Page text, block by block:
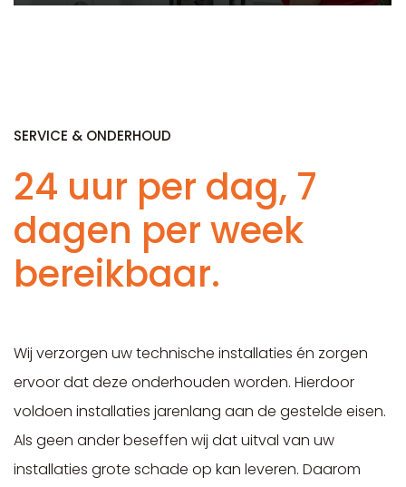
SERVICE & ONDERHOUD
24 uur per dag, 7
dagen per week
bereikbaar.
Wij verzorgen uw technische installaties én zorgen
ervoor dat deze onderhouden worden. Hierdoor
voldoen installaties jarenlang aan de gestelde eisen.
Als geen ander beseffen wij dat uitval van uw
installaties grote schade op kan leveren. Daarom